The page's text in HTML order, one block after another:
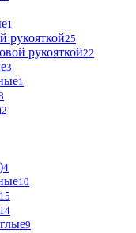
1
рукояткой25
рукояткой22
3
1
2
4
10
15
14
9